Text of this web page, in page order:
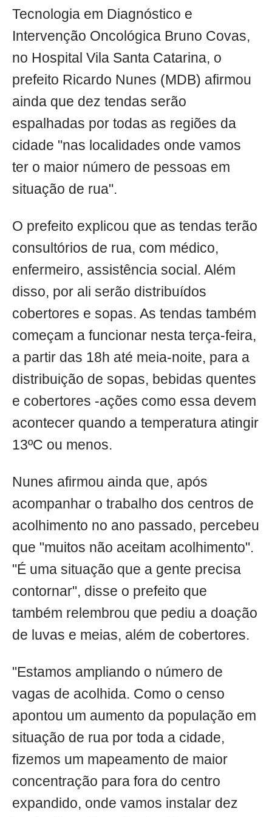
Tecnologia em Diagnóstico e
Intervenção Oncológica Bruno Covas,
no Hospital Vila Santa Catarina, o
prefeito Ricardo Nunes (MDB) afirmou
ainda que dez tendas serão
espalhadas por todas as regiões da
cidade "nas localidades onde vamos
ter o maior número de pessoas em
situação de rua".
O prefeito explicou que as tendas terão
consultórios de rua, com médico,
enfermeiro, assistência social. Além
disso, por ali serão distribuídos
cobertores e sopas. As tendas também
começam a funcionar nesta terça-feira,
a partir das 18h até meia-noite, para a
distribuição de sopas, bebidas quentes
e cobertores -ações como essa devem
acontecer quando a temperatura atingir
13ºC ou menos.
Nunes afirmou ainda que, após
acompanhar o trabalho dos centros de
acolhimento no ano passado, percebeu
que "muitos não aceitam acolhimento".
"É uma situação que a gente precisa
contornar", disse o prefeito que
também relembrou que pediu a doação
de luvas e meias, além de cobertores.
"Estamos ampliando o número de
vagas de acolhida. Como o censo
apontou um aumento da população em
situação de rua por toda a cidade,
fizemos um mapeamento de maior
concentração para fora do centro
expandido, onde vamos instalar dez